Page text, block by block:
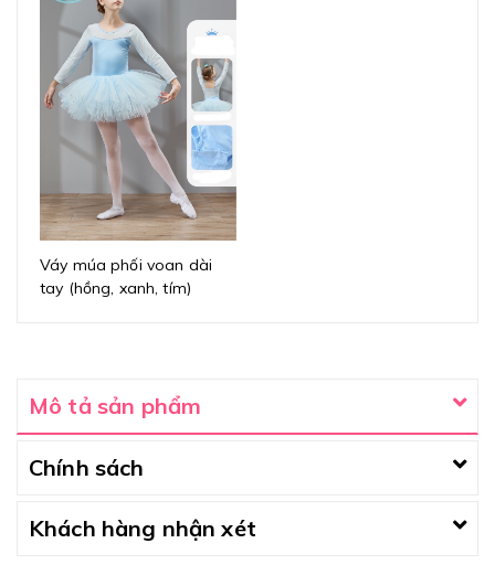
Váy múa phối voan dài
tay (hồng, xanh, tím)
Mô tả sản phẩm
Chính sách
Khách hàng nhận xét